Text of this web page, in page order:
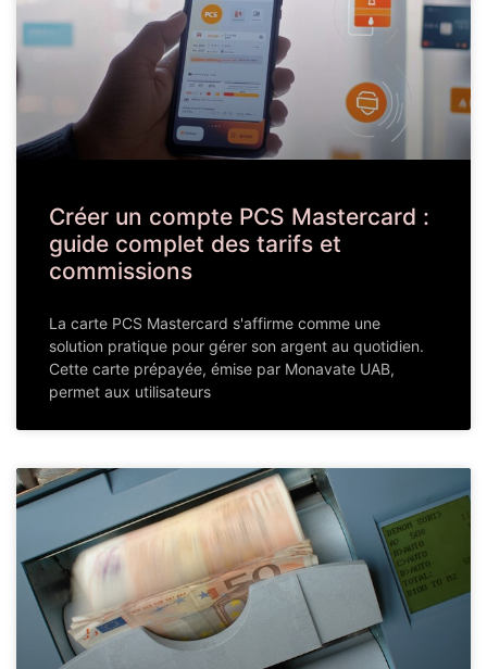
Créer un compte PCS Mastercard :
guide complet des tarifs et
commissions
La carte PCS Mastercard s'affirme comme une
solution pratique pour gérer son argent au quotidien.
Cette carte prépayée, émise par Monavate UAB,
permet aux utilisateurs